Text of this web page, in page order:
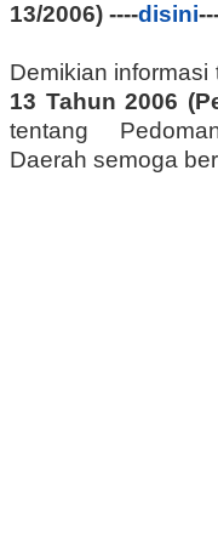
13/2006) ----disini
Demikian informasi
13 Tahun 2006
tentang
Daerah semoga